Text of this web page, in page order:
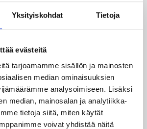
Yksityiskohdat Tietoja
evästeitä
tarjoamamme sisällön ja mainosten
median ominaisuuksien
analysoimiseen. Lisäksi
median, mainosalan ja analytiikka-
tietoja siitä, miten käytät
voivat yhdistää näitä